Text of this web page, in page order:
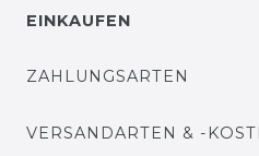
EINKAUFEN
ZAHLUNGSARTEN
VERSANDARTEN & -